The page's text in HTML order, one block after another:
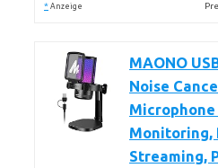
* Anzeige
MAONO
Noise
Monitoring,
Streaming,